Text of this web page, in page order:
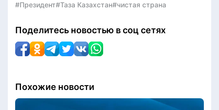
#Президент#Таза Казахстан#чистая страна
Поделитесь новостью в соц сетях
Похожие новости